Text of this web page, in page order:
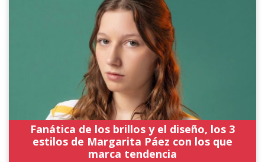
Fanática de los brillos y el diseño, los 3
estilos de Margarita Páez con los que
marca tendencia